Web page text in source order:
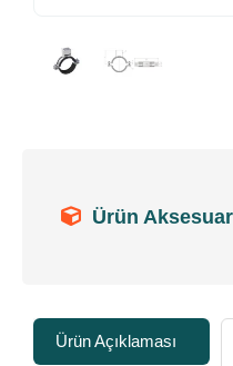
Ürün
Ürün Açıklaması